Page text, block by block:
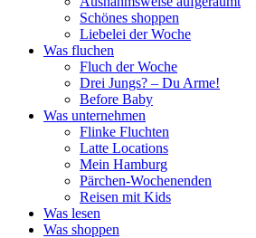
Schönes shoppen
Liebelei der Woche
Was fluchen
Fluch der Woche
Drei Jungs? – Du Arme!
Before Baby
Was unternehmen
Flinke Fluchten
Latte Locations
Mein Hamburg
Pärchen-Wochenenden
Reisen mit Kids
Was lesen
Was shoppen